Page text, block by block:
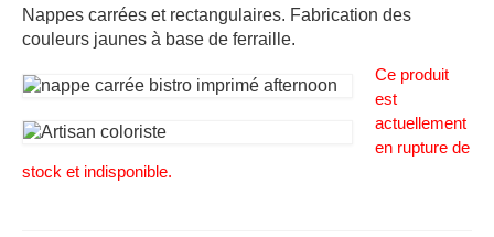
Nappes carrées et rectangulaires. Fabrication des
couleurs jaunes à base de ferraille.
Ce produit
est
actuellement
en rupture de
stock et indisponible.